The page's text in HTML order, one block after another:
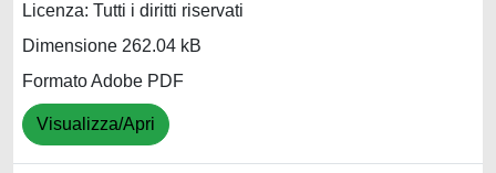
Licenza: Tutti i diritti riservati
Dimensione 262.04 kB
Formato Adobe PDF
Visualizza/Apri